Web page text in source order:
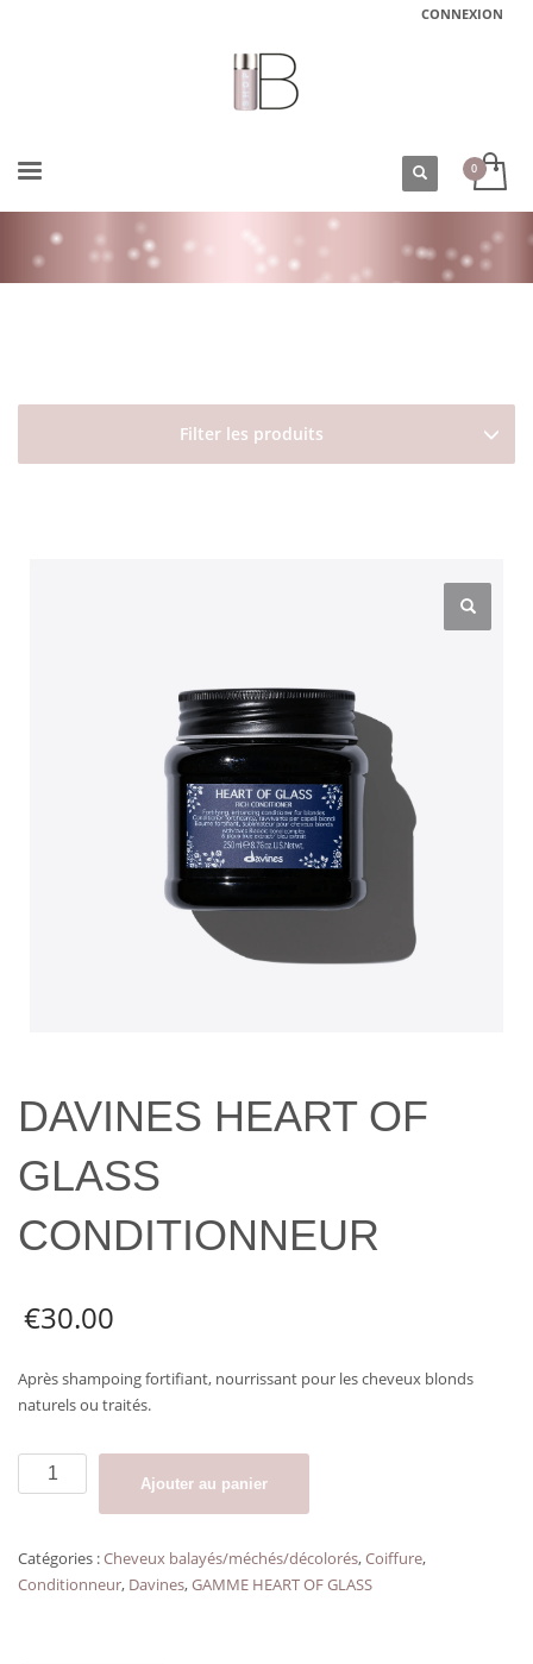
CONNEXION
Filter les produits
DAVINES HEART OF
GLASS
CONDITIONNEUR
€30.00
Après shampoing fortifiant, nourrissant pour les cheveux blonds
naturels ou traités.
quantité
de
OF
GLASS
Ajouter au panier
Catégories :Cheveux balayés/méchés/décolorés,Coiffure,
Conditionneur, Davines,GAMME HEART OF GLASS